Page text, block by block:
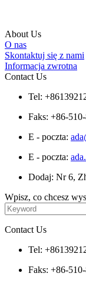
About Us
O nas
Skontaktuj się z nami
Informacja zwrotna
Contact Us
Tel:
Faks: +86-
E - poczta:
E - poczta:
Dodaj: Nr 6,
Wpisz, co chcesz
Contact Us
Tel:
Faks: +86-